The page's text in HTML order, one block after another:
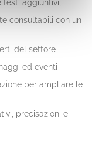
aggiuntivi,
consultabili con un
del settore
ed eventi
per ampliare le
precisazioni e